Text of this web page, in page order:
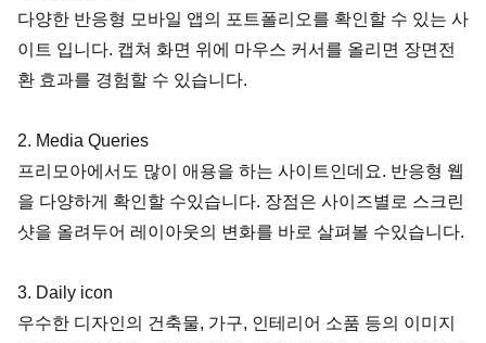
다양한 반응형 모바일 앱의 포트폴리오를 확인할 수 있는 사
이트 입니다. 캡쳐 화면 위에 마우스 커서를 올리면 장면전
환 효과를 경험할 수 있습니다.
2. Media Queries
프리모아에서도 많이 애용을 하는 사이트인데요. 반응형 웹
을 다양하게 확인할 수있습니다. 장점은 사이즈별로 스크린
샷을 올려두어 레이아웃의 변화를 바로 살펴볼 수있습니다.
3. Daily icon
우수한 디자인의 건축물, 가구, 인테리어 소품 등의 이미지